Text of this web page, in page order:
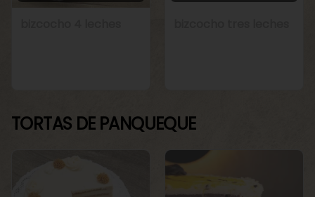
TORTAS DE PANQUEQUE